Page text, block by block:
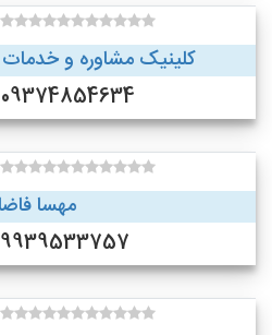
کلینیک مشاوره و
09374854634 (اصفهان)
مهسا
09939533757